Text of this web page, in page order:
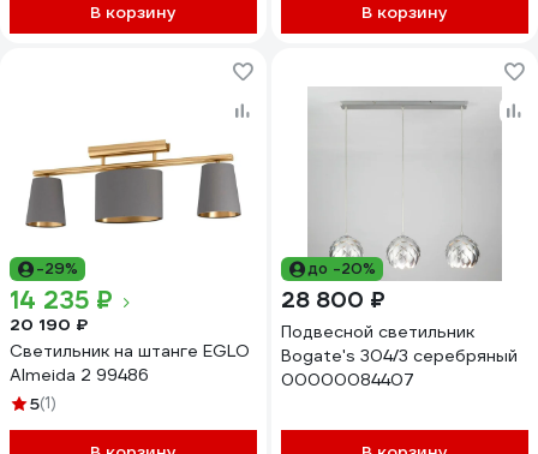
В корзину В корзину
-29%
14 235 ₽
20 190 ₽
Светильник на штанге EGLO
Almeida 2 99486
5(1)
до -20%
28 800 ₽
Подвесной светильник
Bogate's 304/3 серебряный
00000084407